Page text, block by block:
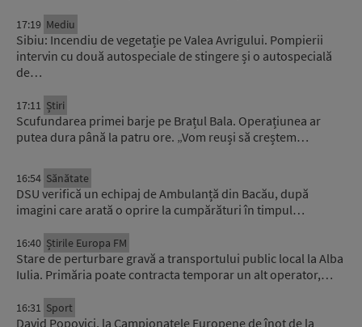
17:19 Mediu
Sibiu: Incendiu de vegetație pe Valea Avrigului. Pompierii
intervin cu două autospeciale de stingere și o autospecială
de…
17:11 Știri
Scufundarea primei barje pe Brațul Bala. Operațiunea ar
putea dura până la patru ore. „Vom reuși să creștem…
16:54 Sănătate
DSU verifică un echipaj de Ambulanță din Bacău, după
imagini care arată o oprire la cumpărături în timpul…
16:40 Știrile Europa FM
Stare de perturbare gravă a transportului public local la Alba
Iulia. Primăria poate contracta temporar un alt operator,…
16:31 Sport
David Popovici, la Campionatele Europene de înot de la